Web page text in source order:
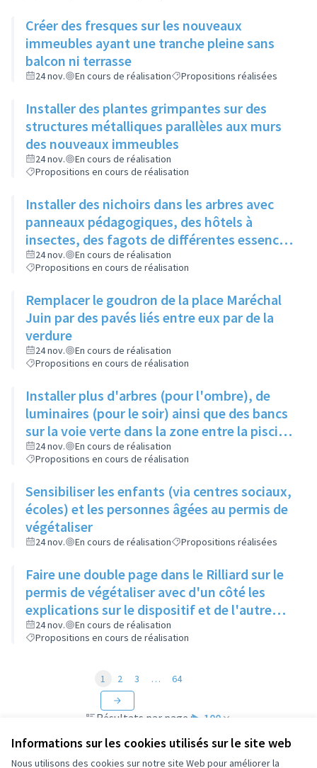
Informations sur les cookies utilisés sur le site web
Nous utilisons des cookies sur notre site Web pour améliorer la
Créer des fresques sur les nouveaux
immeubles ayant une tranche pleine sans
balcon ni terrasse
24 nov. En cours de réalisation Propositions réalisées
Installer des plantes grimpantes sur des
structures métalliques parallèles aux murs
des nouveaux immeubles
24 nov.
En cours de réalisation
Propositions en cours de réalisation
Installer des nichoirs dans les arbres avec
panneaux pédagogiques, des hôtels à
insectes, des fagots de différentes essences
pour stimuler la biodiversité sur la place du
Château à la Roue
24 nov.
En cours de réalisation
Propositions en cours de réalisation
Remplacer le goudron de la place Maréchal
Juin par des pavés liés entre eux par de la
verdure
24 nov.
En cours de réalisation
Propositions en cours de réalisation
Installer plus d'arbres (pour l'ombre), de
luminaires (pour le soir) ainsi que des bancs
sur la voie verte dans la zone entre la piscine
et la rue de l'Industrie
24 nov.
En cours de réalisation
Propositions en cours de réalisation
Sensibiliser les enfants (via centres sociaux,
écoles) et les personnes âgées au permis de
végétaliser
24 nov. En cours de réalisation Propositions réalisées
Faire une double page dans le Rilliard sur le
permis de végétaliser avec d'un côté les
explications sur le dispositif et de l'autre
côté des exemples concrets de lieux à
investir
24 nov.
En cours de réalisation
Propositions en cours de réalisation
Résultats par page : 100
1 2 3 … 64